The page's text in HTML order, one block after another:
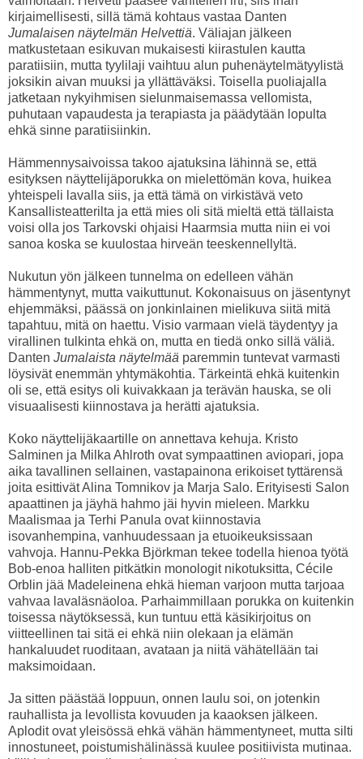
kirjaimellisesti, sillä tämä kohtaus vastaa Danten
Jumalaisen näytelmän Helvettiä. Väliajan jälkeen
matkustetaan esikuvan mukaisesti kiirastulen kautta
paratiisiin, mutta tyylilaji vaihtuu alun puhenäytelmätyylistä
joksikin aivan muuksi ja yllättäväksi. Toisella puoliajalla
jatketaan nykyihmisen sielunmaisemassa vellomista,
puhutaan vapaudesta ja terapiasta ja päädytään lopulta
ehkä sinne paratiisiinkin.
Hämmennysaivoissa takoo ajatuksina lähinnä se, että
esityksen näyttelijäporukka on mielettömän kova, huikea
yhteispeli lavalla siis, ja että tämä on virkistävä veto
Kansallisteatterilta ja että mies oli sitä mieltä että tällaista
voisi olla jos Tarkovski ohjaisi Haarmsia mutta niin ei voi
sanoa koska se kuulostaa hirveän teeskennellyltä.
Nukutun yön jälkeen tunnelma on edelleen vähän
hämmentynyt, mutta vaikuttunut. Kokonaisuus on jäsentynyt
ehjemmäksi, päässä on jonkinlainen mielikuva siitä mitä
tapahtuu, mitä on haettu. Visio varmaan vielä täydentyy ja
virallinen tulkinta ehkä on, mutta en tiedä onko sillä väliä.
Danten Jumalaista näytelmää paremmin tuntevat varmasti
löysivät enemmän yhtymäkohtia. Tärkeintä ehkä kuitenkin
oli se, että esitys oli kuivakkaan ja terävän hauska, se oli
visuaalisesti kiinnostava ja herätti ajatuksia.
Koko näyttelijäkaartille on annettava kehuja. Kristo
Salminen ja Milka Ahlroth ovat sympaattinen aviopari, jopa
aika tavallinen sellainen, vastapainona erikoiset tyttärensä
joita esittivät Alina Tomnikov ja Marja Salo. Erityisesti Salon
apaattinen ja jäyhä hahmo jäi hyvin mieleen. Markku
Maalismaa ja Terhi Panula ovat kiinnostavia
isovanhempina, vanhuudessaan ja etuoikeuksissaan
vahvoja. Hannu-Pekka Björkman tekee todella hienoa työtä
Bob-enoa halliten pitkätkin monologit nikotuksitta, Cécile
Orblin jää Madeleinena ehkä hieman varjoon mutta tarjoaa
vahvaa lavaläsnäoloa. Parhaimmillaan porukka on kuitenkin
toisessa näytöksessä, kun tuntuu että käsikirjoitus on
viitteellinen tai sitä ei ehkä niin olekaan ja elämän
hankaluudet ruoditaan, avataan ja niitä vähätellään tai
maksimoidaan.
Ja sitten päästää loppuun, onnen laulu soi, on jotenkin
rauhallista ja levollista kovuuden ja kaaoksen jälkeen.
Aplodit ovat yleisössä ehkä vähän hämmentyneet, mutta silti
innostuneet, poistumishälinässä kuulee positiivista mutinaa.